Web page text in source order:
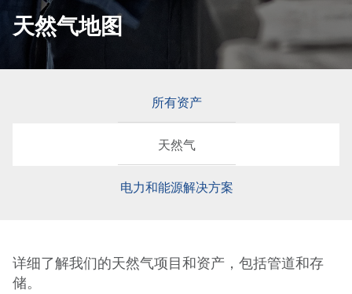
天然气地图
所有资产
天然气
电力和能源解决方案
详细了解我们的天然气项目和资产，包括管道和存
储。